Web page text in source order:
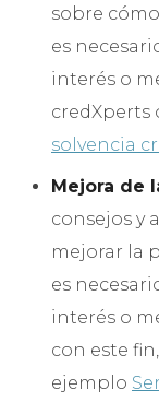
sobre
es
interés o
credXperts
solvencia
Mejora de
consejos y
mejorar la
es
interés o
con este
ejemplo